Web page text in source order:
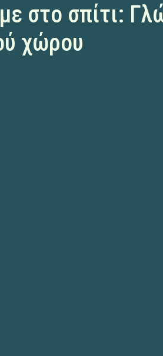
στο σπίτι:
χώρου